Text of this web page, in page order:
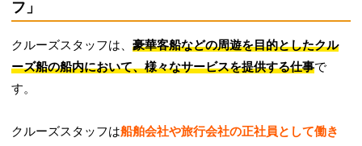
フ」
クルーズスタッフは、豪華客船などの周遊を目的としたクル
ーズ船の船内において、様々なサービスを提供する仕事で
す。
クルーズスタッフは船舶会社や旅行会社の正社員として働き